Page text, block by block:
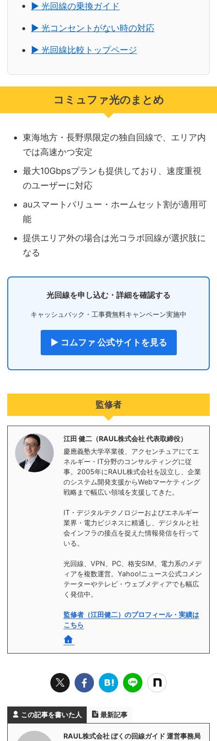
▶ 光回線の乗換ガイド
▶ 光コンセントがない時の対応
▶ 光回線比較トップページ
コミュファ光のまとめ
東海地方・長野県限定の独自回線で、エリア内
では高速かつ安定
最大10Gbpsプランも提供しており、速度重視
のユーザーに対応
auスマートバリュー・ホームセット割が適用可
能
提供エリア外の場合は光コラボ回線が選択肢に
なる
光回線を申し込む・詳細を確認する
キャッシュバック・工事費無料キャンペーン実施中
▶ コムファ 公式サイトを見る
監修者
江田 健二（RAUL株式会社 代表取締役）
慶應義塾大学卒業後、アクセンチュアにてエ
ネルギー・IT分野のコンサルティングに従
事。2005年にRAUL株式会社を設立し、企業
のシステム開発支援からWebマーケティング
戦略まで幅広い領域を支援してきた。
IT・デジタルテクノロジーおよびエネルギー
業界・電力ビジネスに精通し、デジタルと社
会インフラの接点を捉えた情報発信を行って
いる。
光回線、VPN、PC、格安SIM、電力系のメデ
ィアを複数運営。Yahoo!ニュース公式コメン
テーターやテレビ・ウェブメディアでも幅広
く発信中。
監修者（江田健二）のプロフィール・実績は
こちら
この記事を書いた人 最新記事
RAUL株式会社 ぼくの回線ガイド 運営事務局